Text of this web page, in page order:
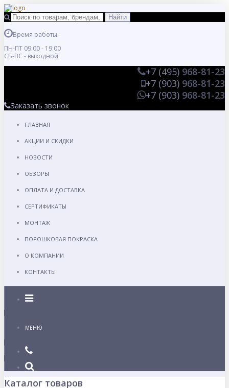
Время работы:
ПН-ПТ 09:00 - 19:00
СБ-ВС - выходной
+7 (495) 968-81-23
+7 (903) 968-81-23
+7 (903) 968-81-23
Заказать звонок
ГЛАВНАЯ
АКЦИИ И СКИДКИ
НОВОСТИ
ОБЗОРЫ
ОПЛАТА И ДОСТАВКА
СЕРТИФИКАТЫ
МОНТАЖ
ПОРОШКОВАЯ ПОКРАСКА
О КОМПАНИИ
КОНТАКТЫ
Каталог
МЕНЮ
Каталог товаров